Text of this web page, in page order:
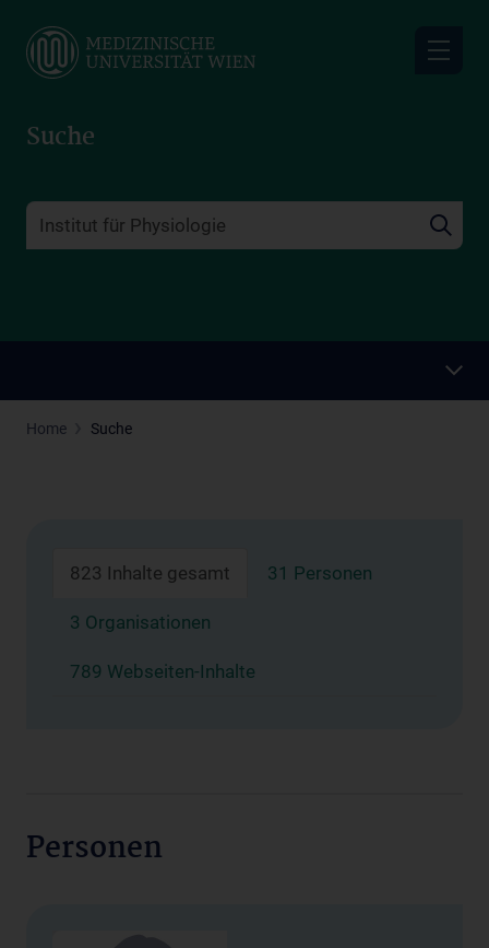
main
Suche
Home Suche
823 Inhalte gesamt 31 Personen
3 Organisationen
789 Webseiten-Inhalte
Personen